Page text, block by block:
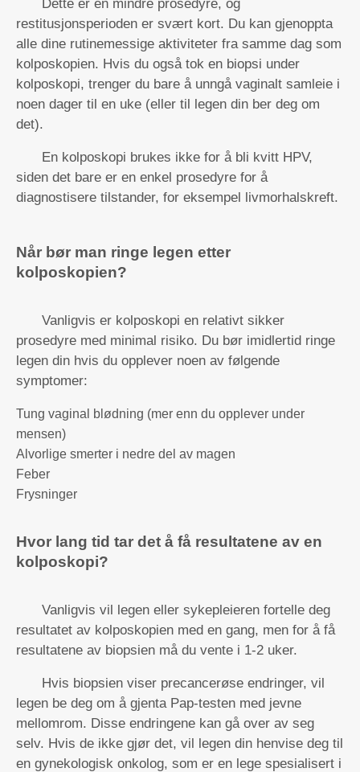
Dette er en mindre prosedyre, og
restitusjonsperioden er svært kort. Du kan gjenoppta
alle dine rutinemessige aktiviteter fra samme dag som
kolposkopien. Hvis du også tok en biopsi under
kolposkopi, trenger du bare å unngå vaginalt samleie i
noen dager til en uke (eller til legen din ber deg om
det).
En kolposkopi brukes ikke for å bli kvitt HPV,
siden det bare er en enkel prosedyre for å
diagnostisere tilstander, for eksempel livmorhalskreft.
Når bør man ringe legen etter
kolposkopien?
Vanligvis er kolposkopi en relativt sikker
prosedyre med minimal risiko. Du bør imidlertid ringe
legen din hvis du opplever noen av følgende
symptomer:
Tung vaginal blødning (mer enn du opplever under
mensen)
Alvorlige smerter i nedre del av magen
Feber
Frysninger
Hvor lang tid tar det å få resultatene av en
kolposkopi?
Vanligvis vil legen eller sykepleieren fortelle deg
resultatet av kolposkopien med en gang, men for å få
resultatene av biopsien må du vente i 1-2 uker.
Hvis biopsien viser precancerøse endringer, vil
legen be deg om å gjenta Pap-testen med jevne
mellomrom. Disse endringene kan gå over av seg
selv. Hvis de ikke gjør det, vil legen din henvise deg til
en gynekologisk onkolog, som er en lege spesialisert i